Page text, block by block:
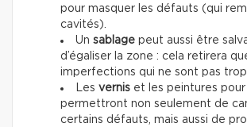
pour masquer les défauts (qui
cavités).
Un sablage peut aussi être
d’égaliser la zone : cela retirera
imperfections qui ne sont pas trop
Les vernis et les peintures pour
permettront non seulement de
certains défauts, mais aussi de